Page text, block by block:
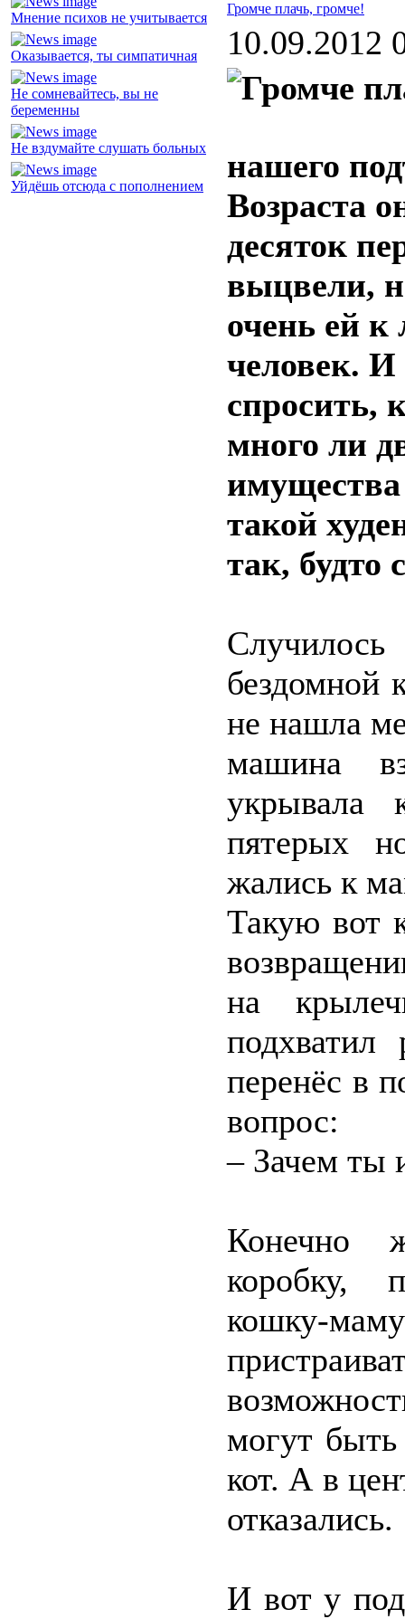
Мнение психов не учитывается
Оказывается, ты симпатичная
Не сомневайтесь, вы не
беременны
Не вздумайте слушать больных
Уйдёшь отсюда с пополнением
Громче плачь, громче!
10.09.2012
нашего
Возраста
десяток
выцвели,
очень ей
человек. И
спросить,
много ли
такой
так,
бездомной
не нашла
машина
укрывала
пятерых
жались к
Такую вот
на
подхватил
перенёс в
вопрос:
– Зачем ты
Конечно
коробку,
кошку-
могут
кот. А в
отказались.
И вот у